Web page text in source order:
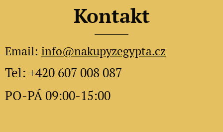
Kontakt
Email: info@nakupyzegypta.cz
Tel: +420 607 008 087
PO-PÁ 09:00-15:00